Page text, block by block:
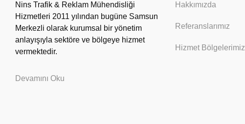
Nins Trafik & Reklam Mühendisliği
Hizmetleri 2011 yılından bugüne Samsun
Merkezli olarak kurumsal bir yönetim
anlayışıyla sektöre ve bölgeye hizmet
vermektedir.
Devamını Oku
Hakkımızda
Referanslarımız
Hizmet Bölgelerimiz